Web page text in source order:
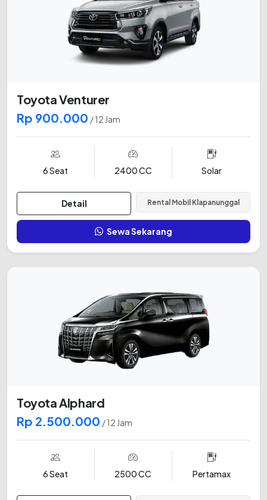
Toyota Venturer
Rp 900.000 / 12 Jam
6 Seat 2400 CC Solar
Detail Rental Mobil Klapanunggal
Sewa Sekarang
Toyota Alphard
Rp 2.500.000 / 12 Jam
6 Seat 2500 CC Pertamax